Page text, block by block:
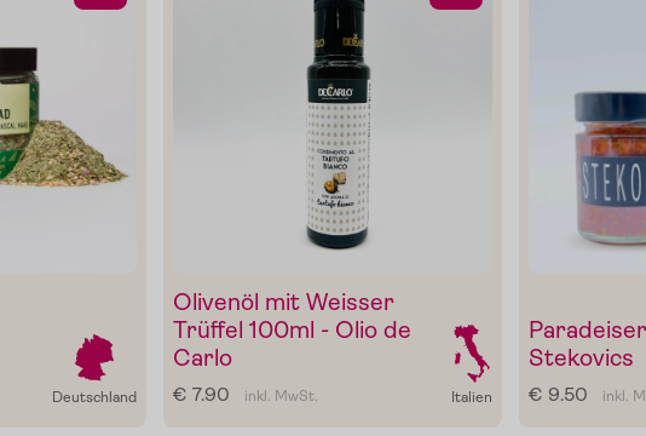
Gewürze Gutscheine
Deutschland
Olivenöl mit Weisser
Trüffel 100ml - Olio de
Carlo
€ 7.90 inkl. MwSt. Italien
Stekovics
€ 9.50 inkl.